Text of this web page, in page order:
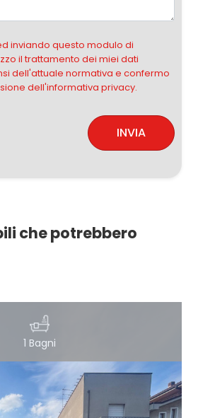
inviando questo modulo di
il trattamento dei miei dati
dell'attuale normativa e confermo
dell'informativa privacy.
INVIA
che potrebbero
1 Bagni